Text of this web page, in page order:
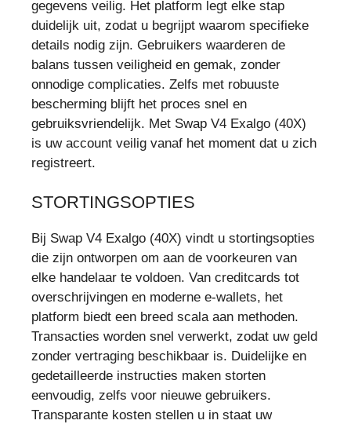
gegevens veilig. Het platform legt elke stap
duidelijk uit, zodat u begrijpt waarom specifieke
details nodig zijn. Gebruikers waarderen de
balans tussen veiligheid en gemak, zonder
onnodige complicaties. Zelfs met robuuste
bescherming blijft het proces snel en
gebruiksvriendelijk. Met Swap V4 Exalgo (40X)
is uw account veilig vanaf het moment dat u zich
registreert.
STORTINGSOPTIES
Bij Swap V4 Exalgo (40X) vindt u stortingsopties
die zijn ontworpen om aan de voorkeuren van
elke handelaar te voldoen. Van creditcards tot
overschrijvingen en moderne e-wallets, het
platform biedt een breed scala aan methoden.
Transacties worden snel verwerkt, zodat uw geld
zonder vertraging beschikbaar is. Duidelijke en
gedetailleerde instructies maken storten
eenvoudig, zelfs voor nieuwe gebruikers.
Transparante kosten stellen u in staat uw